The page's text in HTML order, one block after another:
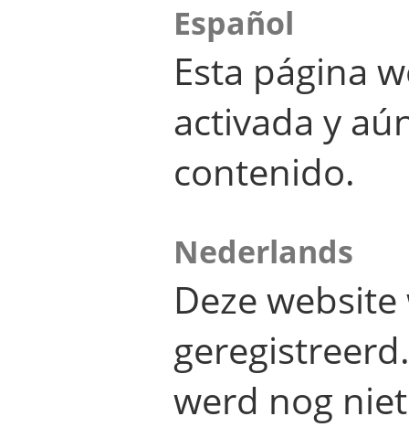
Español
Esta página
activada y
contenido.
Nederlands
Deze
werd nog